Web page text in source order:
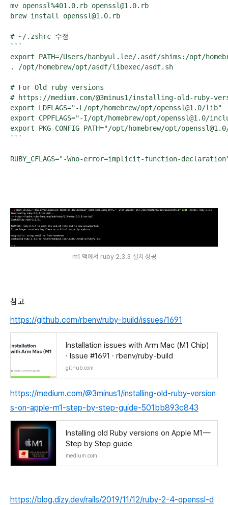
mv openssl%401.0.rb openssl@1.0.rb
brew install openssl@1.0.rb
# ~/.zshrc 수정
```
export PATH=/Users/hanbyul.lee/.asdf/shims:/opt/
. /opt/homebrew/opt/asdf/libexec/asdf.sh
# For Old ruby versions
# https://medium.com/@3minus1/installing-old-ruby-
export LDFLAGS="-L/opt/homebrew/opt/openssl@1.0/lib"
export CPPFLAGS="-I/opt/homebrew/opt/openssl@1.0/
export PKG_CONFIG_PATH="/opt/homebrew/opt/
```
RUBY_CFLAGS="-Wno-error=implicit-function-
m1 맥에서 ruby 2.3.3 설치 성공
참고
https://github.com/rbenv/ruby-build/issues/1691
Installation issues with Arm Mac (M1 Chip)
· Issue #1691 · rbenv/ruby-build
github.com
https://medium.com/@3minus1/installing-old-ruby-version
s-on-apple-m1-step-by-step-guide-501bb893c843
Installing old Ruby versions on Apple M1 —
Step by Step guide
medium.com
https://blog.dizy.dev/rails/2019/11/12/ruby-2-4-openssl-d